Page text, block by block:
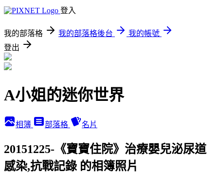
登入
我的部落格 我的部落格後台
我的帳號
登出
A小姐的迷你世界
相簿 部落格 名片
20151225-《寶寶住院》治療嬰兒泌尿道
感染,抗戰記錄 的相簿照片